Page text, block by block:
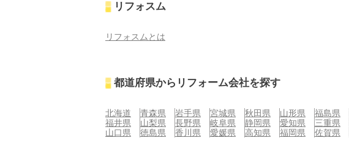
リフォスム
リフォスムとは
都道府県からリフォーム会社を探す
北海道 青森県 岩手県 宮城県 秋田県 山形県 福島県
福井県
山梨県 長野県 岐阜県 静岡県 愛知県 三重県
山口県
徳島県 香川県 愛媛県 高知県 福岡県 佐賀県